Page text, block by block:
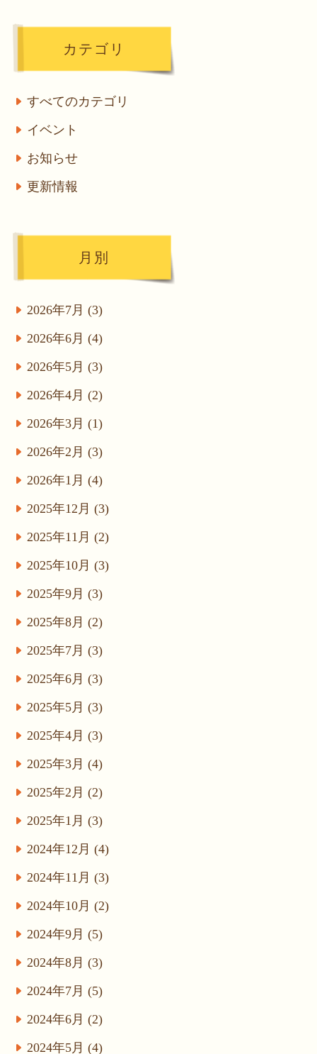
カテゴリ
すべてのカテゴリ
イベント
お知らせ
更新情報
月別
2026年7月 (3)
2026年6月 (4)
2026年5月 (3)
2026年4月 (2)
2026年3月 (1)
2026年2月 (3)
2026年1月 (4)
2025年12月 (3)
2025年11月 (2)
2025年10月 (3)
2025年9月 (3)
2025年8月 (2)
2025年7月 (3)
2025年6月 (3)
2025年5月 (3)
2025年4月 (3)
2025年3月 (4)
2025年2月 (2)
2025年1月 (3)
2024年12月 (4)
2024年11月 (3)
2024年10月 (2)
2024年9月 (5)
2024年8月 (3)
2024年7月 (5)
2024年6月 (2)
2024年5月 (4)